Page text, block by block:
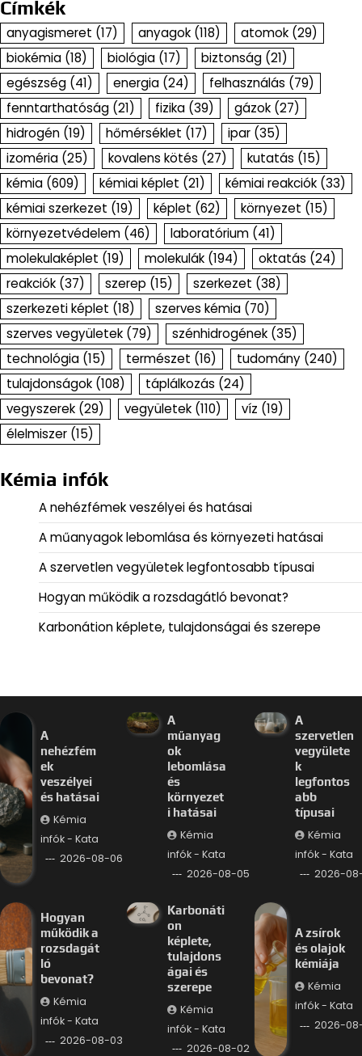
Címkék
anyagismeret (17) anyagok (118) atomok (29)
biokémia (18) biológia (17) biztonság (21)
egészség (41) energia (24) felhasználás (79)
fenntarthatóság (21) fizika (39) gázok (27)
hidrogén (19) hőmérséklet (17) ipar (35)
izoméria (25) kovalens kötés (27) kutatás (15)
kémia (609) kémiai képlet (21) kémiai reakciók (33)
kémiai szerkezet (19) képlet (62) környezet (15)
környezetvédelem (46) laboratórium (41)
molekulaképlet (19) molekulák (194) oktatás (24)
reakciók (37) szerep (15) szerkezet (38)
szerkezeti képlet (18) szerves kémia (70)
szerves vegyületek (79) szénhidrogének (35)
technológia (15) természet (16) tudomány (240)
tulajdonságok (108) táplálkozás (24)
vegyszerek (29) vegyületek (110) víz (19)
élelmiszer (15)
Kémia infók
A nehézfémek veszélyei és hatásai
A műanyagok lebomlása és környezeti hatásai
A szervetlen vegyületek legfontosabb típusai
Hogyan működik a rozsdagátló bevonat?
Karbonátion képlete, tulajdonságai és szerepe
A
nehézfém
ek
veszélyei
és hatásai
Kémia
infók - Kata
2026-08-06
A
műanyag
ok
lebomlása
és
környezet
i hatásai
Kémia
infók - Kata
2026-08-05
A
szervetlen
vegyülete
k
legfontos
abb
típusai
Kémia
infók - Kata
2026-
Hogyan
működik a
rozsdagát
ló
bevonat?
Kémia
infók - Kata
2026-08-03
Karbonáti
on
képlete,
tulajdons
ágai és
szerepe
Kémia
infók - Kata
2026-08-02
A zsírok
és olajok
kémiája
Kémia
infók - Kata
2026-